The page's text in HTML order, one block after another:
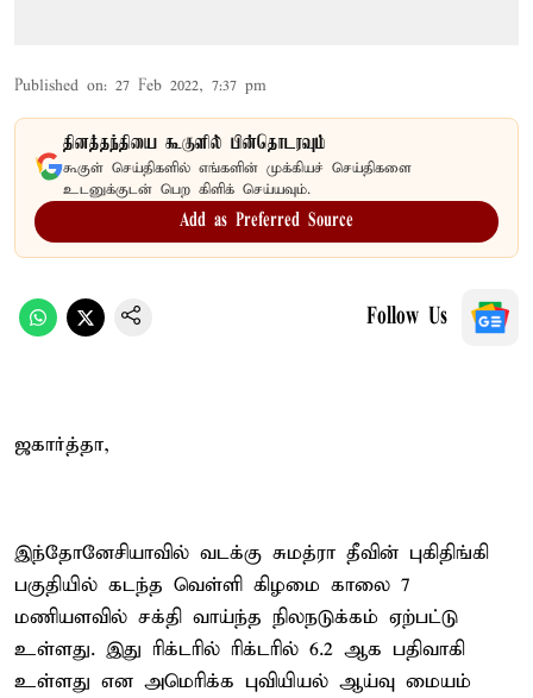
Published on: 27 Feb 2022, 7:37 pm
தினத்தந்தியை கூகுளில் பின்தொடரவும்
கூகுள் செய்திகளில் எங்களின் முக்கியச் செய்திகளை
உடனுக்குடன் பெற கிளிக் செய்யவும்.
Add as Preferred Source
Follow Us
ஜகார்த்தா,
இந்தோனேசியாவில் வடக்கு சுமத்ரா தீவின் புகிதிங்கி
பகுதியில் கடந்த வெள்ளி கிழமை காலை 7
மணியளவில் சக்தி வாய்ந்த நிலநடுக்கம் ஏற்பட்டு
உள்ளது. இது ரிக்டரில் ரிக்டரில் 6.2 ஆக பதிவாகி
உள்ளது என அமெரிக்க புவியியல் ஆய்வு மையம்